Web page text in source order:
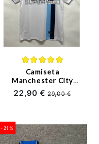
Camiseta
Manchester City
Tercera Equipación
Retro 2013/14
22,90 €29,00 €
-21%